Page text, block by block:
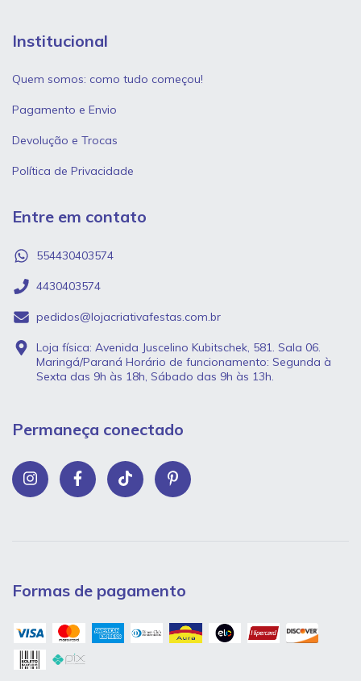
Institucional
Quem somos: como tudo começou!
Pagamento e Envio
Devolução e Trocas
Política de Privacidade
Entre em contato
554430403574
4430403574
pedidos@lojacriativafestas.com.br
Loja física: Avenida Juscelino Kubitschek, 581. Sala 06.
Maringá/Paraná Horário de funcionamento: Segunda à
Sexta das 9h às 18h, Sábado das 9h às 13h.
Permaneça conectado
Formas de pagamento